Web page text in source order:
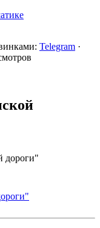
Telegram ·